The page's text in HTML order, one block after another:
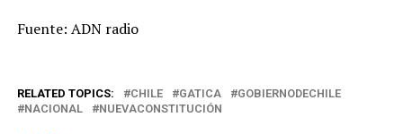
Fuente: ADN radio
RELATED TOPICS: CHILE GATICA
GOBIERNODECHILE
NACIONAL
NUEVACONSTITUCIÓN